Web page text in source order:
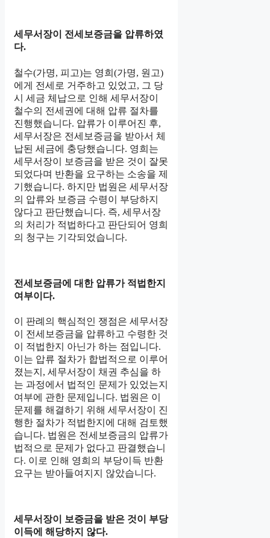
세무서장이 전세보증금을 압류하였
다.
철수(가명, 피고)는 영희(가명, 원고)
에게 전세로 거주하고 있었고, 그 당
시 세금 체납으로 인해 세무서장이
철수의 전세권에 대해 압류 절차를
진행했습니다. 압류가 이루어진 후,
세무서장은 전세보증금을 받아서 체
납된 세금에 충당했습니다. 영희는
세무서장이 보증금을 받은 것이 잘못
되었다며 반환을 요구하는 소송을 제
기했습니다. 하지만 법원은 세무서장
의 압류와 보증금 수령이 부당하지
않다고 판단했습니다. 즉, 세무서장
의 처리가 적법하다고 판단되어 영희
의 청구는 기각되었습니다.
전세보증금에 대한 압류가 적법한지
여부이다.
이 판례의 핵심적인 쟁점은 세무서장
이 전세보증금을 압류하고 수령한 것
이 적법한지 아닌가 하는 점입니다.
이는 압류 절차가 합법적으로 이루어
졌는지, 세무서장이 채권 추심을 하
는 과정에서 법적인 문제가 있었는지
여부에 관한 문제입니다. 법원은 이
문제를 해결하기 위해 세무서장이 진
행한 절차가 적법한지에 대해 검토했
습니다. 법원은 전세보증금의 압류가
법적으로 문제가 없다고 판결했습니
다. 이로 인해 영희의 부당이득 반환
요구는 받아들여지지 않았습니다.
세무서장이 보증금을 받은 것이 부당
이득에 해당하지 않다.